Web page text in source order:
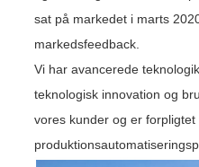
sat på markedet i marts
markedsfeedback.
Vi har avancerede
teknologisk innovation og
vores kunder og er